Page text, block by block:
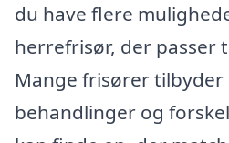
du have flere
herrefrisør, der passer
Mange frisører tilbyder
behandlinger og